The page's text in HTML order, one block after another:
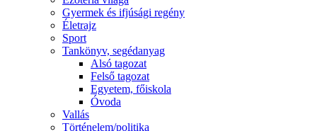
Gyermek és ifjúsági regény
Életrajz
Sport
Tankönyv, segédanyag
Alsó tagozat
Felső tagozat
Egyetem, főiskola
Óvoda
Vallás
Történelem/politika